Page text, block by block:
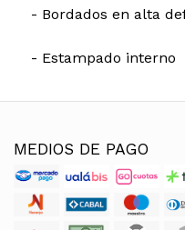
- Bordados en alta
- Estampado interno
MEDIOS DE PAGO